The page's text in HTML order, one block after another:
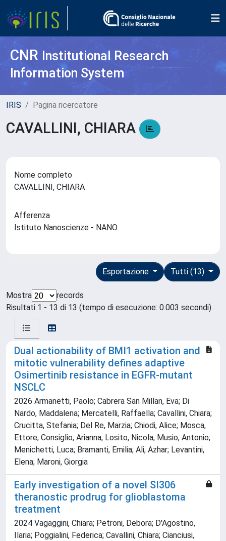
CNR Institutional Research
Information System
IRIS Pagina ricercatore
CAVALLINI, CHIARA
Nome completo
CAVALLINI, CHIARA
Afferenza
Istituto Nanoscienze - NANO
Tutti (13)
Esportazione
Mostra
records
Risultati 1 - 13 di 13 (tempo di esecuzione: 0.003 secondi).
Dual actionability of BMI1 activation and
mitotic vulnerability defines adaptive
Osimertinib resistance in EGFR-mutant
NSCLC
2026 Armanetti, Paolo; Cabrera San Millan, Eva; Di
Nardo, Maddalena; Mercatelli, Raffaella; Cavallini, Chiara;
Crucitta, Stefania; Del Re, Marzia; Chiodi, Alice; Mosca,
Ettore; Consiglio, Arianna; Losito, Nicola; Musio, Antonio;
Menichetti, Luca; Bramanti, Emilia; Ali, Azhar; Levantini,
Elena; Maroni, Giorgia
Early investigation of a novel SI306
theranostic prodrug for glioblastoma
treatment
2024 Vagaggini, Chiara; Petroni, Debora; D'Agostino,
Ilaria; Poggialini, Federica; Cavallini, Chiara; Cianciusi,